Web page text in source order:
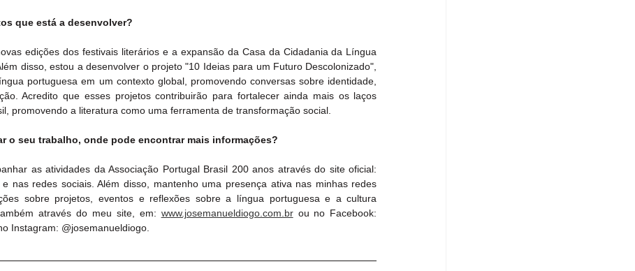
que está a desenvolver?
edições dos festivais literários e a expansão da Casa da Cidadania da Língua
disso, estou a desenvolver o projeto "10 Ideias para um Futuro Descolonizado",
portuguesa em um contexto global, promovendo conversas sobre identidade,
Acredito que esses projetos contribuirão para fortalecer ainda mais os laços
promovendo a literatura como uma ferramenta de transformação social.
o seu trabalho, onde pode encontrar mais informações?
e nas redes sociais. Além disso, mantenho uma presença ativa nas minhas redes
sobre projetos, eventos e reflexões sobre a língua portuguesa e a cultura
através do meu site, em: www.josemanueldiogo.com.br ou no Facebook:
Instagram: @josemanueldiogo.